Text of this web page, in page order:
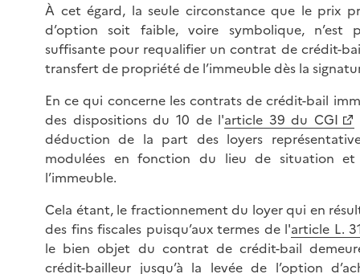
À cet égard, la seule circonstance que le prix
d’option soit faible, voire symbolique, n’est
suffisante pour requalifier un contrat de crédit-
transfert de propriété de l’immeuble dès la
En ce qui concerne les contrats de crédit-bail
des dispositions du 10 de l'article 39 du CGI
déduction de la part des loyers
modulées en fonction du lieu de situation
l’immeuble.
Cela étant, le fractionnement du loyer qui en
des fins fiscales puisqu’aux termes de l'article L.
le bien objet du contrat de crédit-bail
crédit-bailleur jusqu’à la levée de l’option